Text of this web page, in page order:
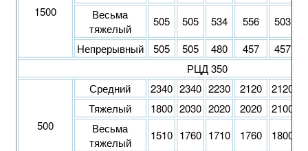
1500
Весьма
тяжелый
505 505 534 556 503
Непрерывный
505 505 480 457 457
РЦД 350
500
Средний 2340 2340 2230 2120 2120
Тяжелый
1800 2030 2020 2020 2100
Весьма
тяжелый
1510 1760 1710 1760 1800